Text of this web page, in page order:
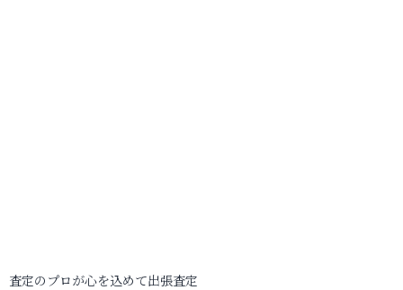
査定のプロが心を込めて出張査定